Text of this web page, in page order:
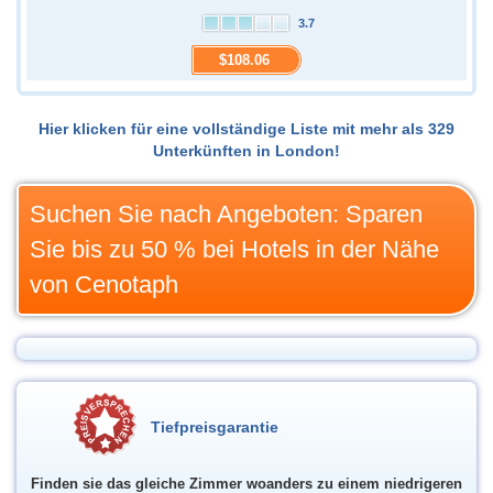
3.7
$108.06
Hier klicken für eine vollständige Liste mit mehr als 329
Unterkünften in London!
Suchen Sie nach Angeboten: Sparen
Sie bis zu 50 % bei Hotels in der Nähe
von Cenotaph
Tiefpreisgarantie
Finden sie das gleiche Zimmer woanders zu einem niedrigeren